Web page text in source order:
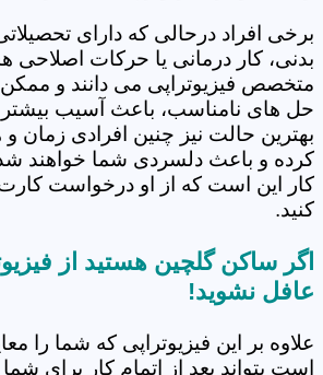
برخی افراد درحالی که دارای
بدنی، کار درمانی یا حرکات اصلاحی
متخصص فیزیوتراپی می دانند و ممکن
حل های نامناسب، باعث آسیب بیشتر
بهترین حالت نیز چنین افرادی زمان
کرده و باعث دلسردی شما خواهند شد؛
کار این است که از او درخواست
کنید.
اگر ساکن گلچین هستید از
عافل نشوید!
علاوه بر این فیزیوتراپی که شما را
است بتواند بعد از اتمام کار برای شما